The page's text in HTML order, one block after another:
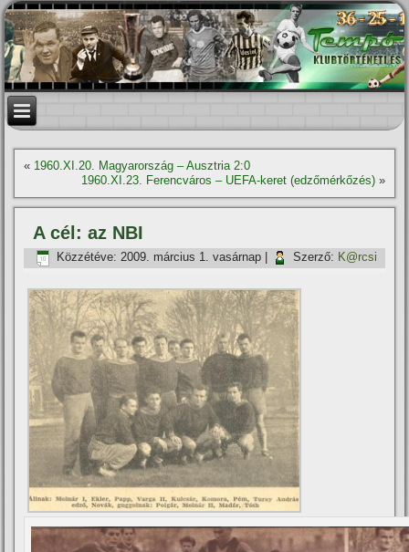
« 1960.XI.20. Magyarország – Ausztria 2:0
1960.XI.23. Ferencváros – UEFA-keret (edzőmérkőzés)»
A cél: az NBI
Közzétéve: 2009. március 1. vasárnap Szerző: K@rcsi